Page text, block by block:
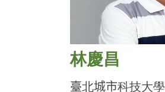
林慶昌
臺北城市科技大學